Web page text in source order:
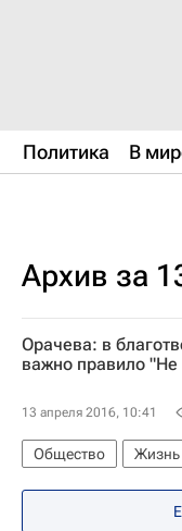
Политика В
Архив за
Орачева: в
важно правило
13 апреля 2016, 10:41
Общество
Жизнь
Оксана Орачева